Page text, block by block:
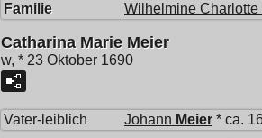
Familie Wilhelmine Charlotte
Catharina Marie Meier
w, * 23 Oktober 1690
Vater-leiblich Johann Meier * ca.